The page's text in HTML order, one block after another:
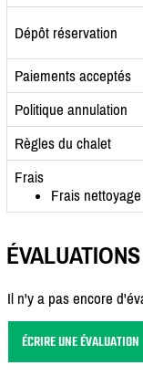
Dépôt réservation
Paiements acceptés
Politique annulation
Règles du chalet
Frais
Frais
ÉVALUATIONS
Il n'y a pas encore
ÉCRIRE UNE ÉVALUATION